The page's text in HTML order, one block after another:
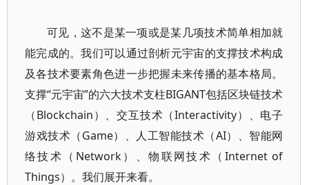
可见，这不是某一项或是某几项技术简单相加就
能完成的。我们可以通过剖析元宇宙的支撑技术构成
及各技术要素角色进一步把握未来传播的基本格局。
支撑“元宇宙”的六大技术支柱BIGANT包括区块链技术
（Blockchain）、交互技术（Interactivity）、电子
游戏技术（Game）、人工智能技术（AI）、智能网
络技术（Network）、物联网技术（Internet of
Things）。我们展开来看。